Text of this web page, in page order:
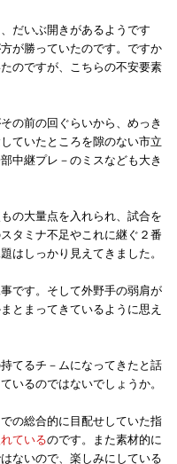
だいぶ開きがあるようです
が勝っていたのです。ですか
のですが、こちらの不安要素
の前の回ぐらいから、めっき
ていたところを隙のない市立
中継プレ－のミスなども大き
の大量点を入れられ、試合を
タミナ不足やこれに継ぐ２番
はしっかり見えてきました。
です。そして外野手の弱肩が
とまってきているように思え
てるチ－ムになってきたと話
いるのではないでしょうか。
の総合的に目配せしていた指
ているのです。また素材的に
ないので、楽しみにしている